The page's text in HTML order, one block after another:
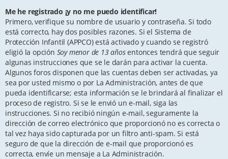
Me he registrado ¡y no me puedo identificar!
Primero, verifique su nombre de usuario y contraseña. Si todo
está correcto, hay dos posibles razones. Si el Sistema de
Protección Infantil (APPCO) está activado y cuando se registró
eligió la opción Soy menor de 13 añosentonces tendrá que seguir
algunas instrucciones que se le darán para activar la cuenta.
Algunos foros disponen que las cuentas deben ser activadas, ya
sea por usted mismo o por La Administración, antes de que
pueda identificarse; esta información se le brindará al finalizar el
proceso de registro. Si se le envió un e-mail, siga las
instrucciones. Si no recibió ningún e-mail, seguramente la
dirección de correo electrónico que proporcionó no es correcta o
tal vez haya sido capturada por un filtro anti-spam. Si está
seguro de que la dirección de e-mail que proporcionó es
correcta, envíe un mensaje a La Administración.